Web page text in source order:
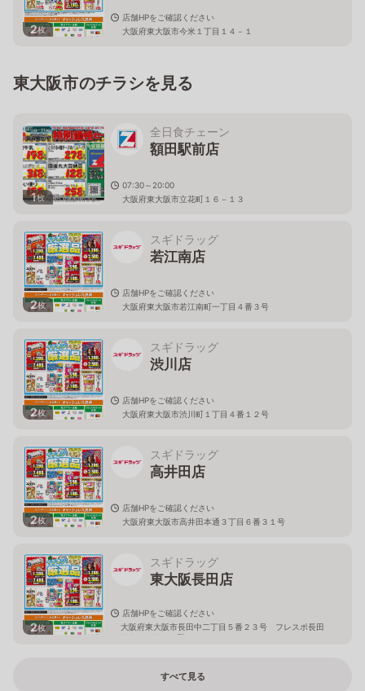
2枚
店舗HPをご確認ください
大阪府東大阪市今米１丁目１４－１
東大阪市のチラシを見る
1枚
全日食チェーン
額田駅前店
07:30～20:00
大阪府東大阪市立花町１６－１３
2枚
スギドラッグ
若江南店
店舗HPをご確認ください
大阪府東大阪市若江南町一丁目４番３号
2枚
スギドラッグ
渋川店
店舗HPをご確認ください
大阪府東大阪市渋川町１丁目４番１２号
2枚
スギドラッグ
高井田店
店舗HPをご確認ください
大阪府東大阪市高井田本通３丁目６番３１号
2枚
スギドラッグ
東大阪長田店
店舗HPをご確認ください
大阪府東大阪市長田中二丁目５番２３号 フレスポ長田
サウスエリア１階
すべて見る